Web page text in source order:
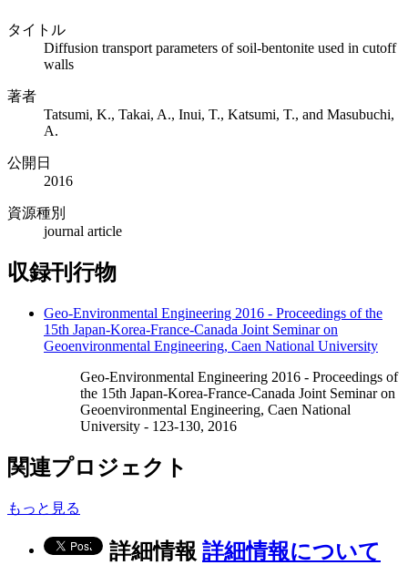
タイトル
Diffusion transport parameters of soil-bentonite used in cutoff
walls
著者
Tatsumi, K., Takai, A., Inui, T., Katsumi, T., and Masubuchi,
A.
公開日
2016
資源種別
journal article
収録刊行物
Geo-Environmental Engineering 2016 - Proceedings of the
15th Japan-Korea-France-Canada Joint Seminar on
Geoenvironmental Engineering, Caen National University
Geo-Environmental Engineering 2016 - Proceedings of
the 15th Japan-Korea-France-Canada Joint Seminar on
Geoenvironmental Engineering, Caen National
University - 123-130, 2016
関連プロジェクト
もっと見る
詳細情報 詳細情報について